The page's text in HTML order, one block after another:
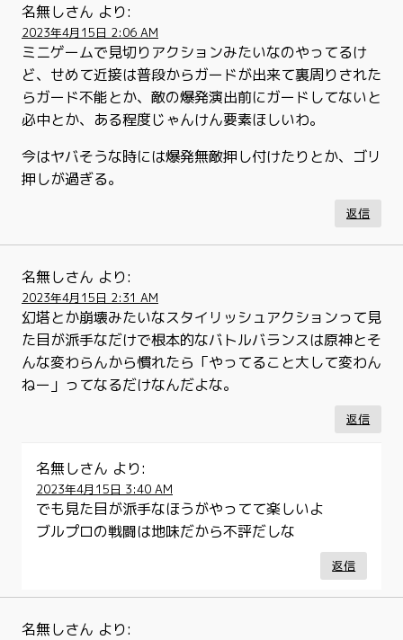
名無しさん より:
2023年4月15日 2:06 AM
ミニゲームで見切りアクションみたいなのやってるけ
ど、せめて近接は普段からガードが出来て裏周りされた
らガード不能とか、敵の爆発演出前にガードしてないと
必中とか、ある程度じゃんけん要素ほしいわ。
今はヤバそうな時には爆発無敵押し付けたりとか、ゴリ
押しが過ぎる。
返信
名無しさん より:
2023年4月15日 2:31 AM
幻塔とか崩壊みたいなスタイリッシュアクションって見
た目が派手なだけで根本的なバトルバランスは原神とそ
んな変わらんから慣れたら「やってること大して変わん
ねー」ってなるだけなんだよな。
返信
名無しさん より:
2023年4月15日 3:40 AM
でも見た目が派手なほうがやってて楽しいよ
ブルプロの戦闘は地味だから不評だしな
返信
名無しさん より: